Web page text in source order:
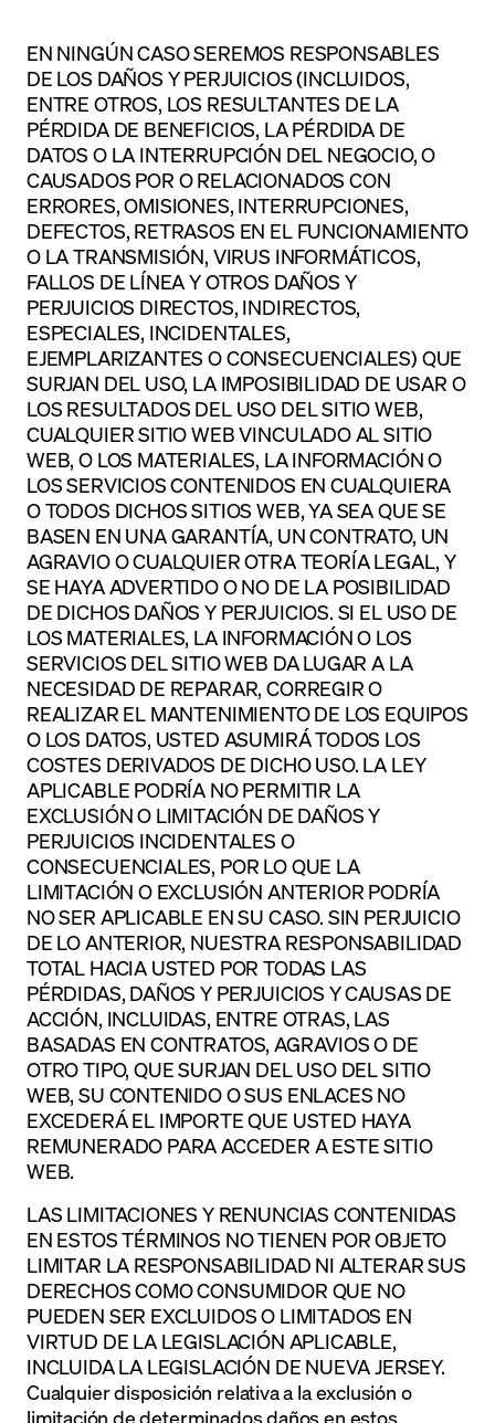
EN NINGÚN CASO SEREMOS RESPONSABLES
DE LOS DAÑOS Y PERJUICIOS (INCLUIDOS,
ENTRE OTROS, LOS RESULTANTES DE LA
PÉRDIDA DE BENEFICIOS, LA PÉRDIDA DE
DATOS O LA INTERRUPCIÓN DEL NEGOCIO, O
CAUSADOS POR O RELACIONADOS CON
ERRORES, OMISIONES, INTERRUPCIONES,
DEFECTOS, RETRASOS EN EL FUNCIONAMIENTO
O LA TRANSMISIÓN, VIRUS INFORMÁTICOS,
FALLOS DE LÍNEA Y OTROS DAÑOS Y
PERJUICIOS DIRECTOS, INDIRECTOS,
ESPECIALES, INCIDENTALES,
EJEMPLARIZANTES O CONSECUENCIALES) QUE
SURJAN DEL USO, LA IMPOSIBILIDAD DE USAR O
LOS RESULTADOS DEL USO DEL SITIO WEB,
CUALQUIER SITIO WEB VINCULADO AL SITIO
WEB, O LOS MATERIALES, LA INFORMACIÓN O
LOS SERVICIOS CONTENIDOS EN CUALQUIERA
O TODOS DICHOS SITIOS WEB, YA SEA QUE SE
BASEN EN UNA GARANTÍA, UN CONTRATO, UN
AGRAVIO O CUALQUIER OTRA TEORÍA LEGAL, Y
SE HAYA ADVERTIDO O NO DE LA POSIBILIDAD
DE DICHOS DAÑOS Y PERJUICIOS. SI EL USO DE
LOS MATERIALES, LA INFORMACIÓN O LOS
SERVICIOS DEL SITIO WEB DA LUGAR A LA
NECESIDAD DE REPARAR, CORREGIR O
REALIZAR EL MANTENIMIENTO DE LOS EQUIPOS
O LOS DATOS, USTED ASUMIRÁ TODOS LOS
COSTES DERIVADOS DE DICHO USO. LA LEY
APLICABLE PODRÍA NO PERMITIR LA
EXCLUSIÓN O LIMITACIÓN DE DAÑOS Y
PERJUICIOS INCIDENTALES O
CONSECUENCIALES, POR LO QUE LA
LIMITACIÓN O EXCLUSIÓN ANTERIOR PODRÍA
NO SER APLICABLE EN SU CASO. SIN PERJUICIO
DE LO ANTERIOR, NUESTRA RESPONSABILIDAD
TOTAL HACIA USTED POR TODAS LAS
PÉRDIDAS, DAÑOS Y PERJUICIOS Y CAUSAS DE
ACCIÓN, INCLUIDAS, ENTRE OTRAS, LAS
BASADAS EN CONTRATOS, AGRAVIOS O DE
OTRO TIPO, QUE SURJAN DEL USO DEL SITIO
WEB, SU CONTENIDO O SUS ENLACES NO
EXCEDERÁ EL IMPORTE QUE USTED HAYA
REMUNERADO PARA ACCEDER A ESTE SITIO
WEB.
LAS LIMITACIONES Y RENUNCIAS CONTENIDAS
EN ESTOS TÉRMINOS NO TIENEN POR OBJETO
LIMITAR LA RESPONSABILIDAD NI ALTERAR SUS
DERECHOS COMO CONSUMIDOR QUE NO
PUEDEN SER EXCLUIDOS O LIMITADOS EN
VIRTUD DE LA LEGISLACIÓN APLICABLE,
INCLUIDA LA LEGISLACIÓN DE NUEVA JERSEY.
Cualquier disposición relativa a la exclusión o
limitación de determinados daños en estos